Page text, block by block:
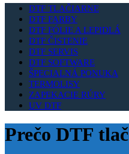
DTF TLAČIARNE
DTF FARBY
DTF FÓLIE A LEPIDLÁ
DTF ČISTENIE
DTF SERVIS
DTF SOFTWARE
ŠPECIALNÁ PONUKA
TERMOLISY
ZAPEKACIE RÚRY
UV DTF
Prečo DTF tlač